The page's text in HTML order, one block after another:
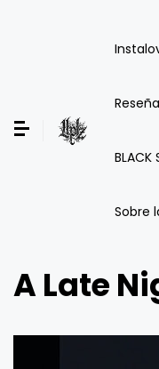
BLACK
Sobre
A Late